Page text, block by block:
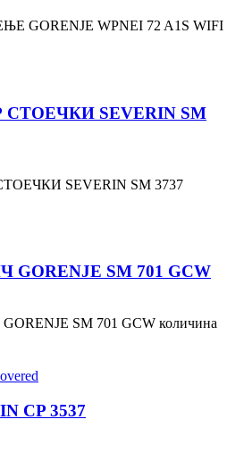
WPNEI 72 A1S WIFI
SEVERIN SM
SEVERIN SM 3737
SM 701 GCW
SM 701 GCW количина
CP 3537